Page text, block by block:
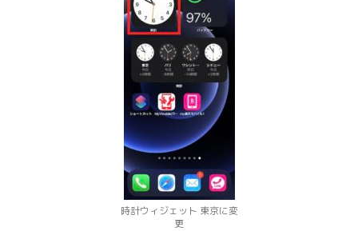
時計ウィジェット 東京に変
更